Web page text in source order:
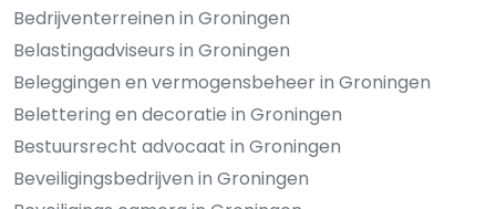
Bedrijventerreinen in Groningen
Belastingadviseurs in Groningen
Beleggingen en vermogensbeheer in Groningen
Belettering en decoratie in Groningen
Bestuursrecht advocaat in Groningen
Beveiligingsbedrijven in Groningen